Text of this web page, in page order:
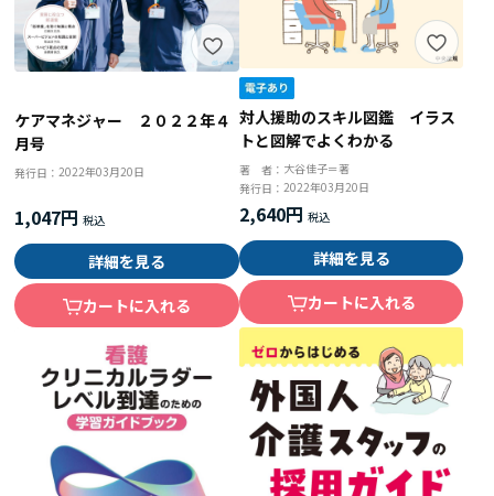
ケアマネジャー ２０２２年４
月号
発行日：2022年03月20日
1,047円
詳細を見る
カートに入れる
対人援助のスキル図鑑 イラス
トと図解でよくわかる
著 者： 大谷佳子＝著
発行日： 2022年03月20日
2,640円
詳細を見る
カートに入れる